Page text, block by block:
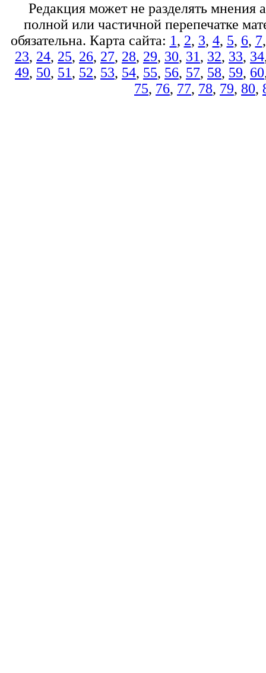
Редакция может не разделять
полной или частичной перепечатке
обязательна. Карта сайта: 1, 2, 3, 4, 5, 6, 7
23, 24, 25, 26, 27, 28, 29, 30, 31, 32, 33, 34
49, 50, 51, 52, 53, 54, 55, 56, 57, 58, 59, 60
75, 76, 77, 78, 79, 80,